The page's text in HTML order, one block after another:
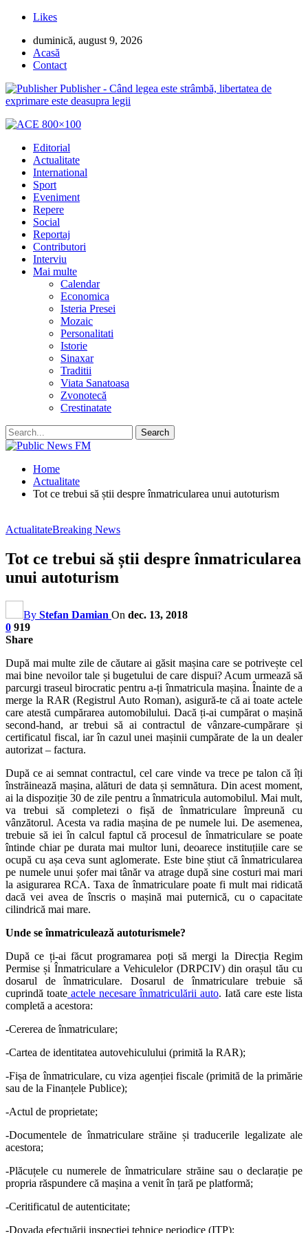
Likes
duminică, august 9, 2026
Acasă
Contact
Publisher - Când legea este strâmbă, libertatea de
exprimare este deasupra legii
Editorial
Actualitate
International
Sport
Eveniment
Repere
Social
Reportaj
Contributori
Interviu
Mai multe
Calendar
Economica
Isteria Presei
Mozaic
Personalitati
Istorie
Sinaxar
Traditii
Viata Sanatoasa
Zvonotecă
Crestinatate
Home
Actualitate
Tot ce trebui să știi despre înmatricularea unui autoturism
ActualitateBreaking News
Tot ce trebui să știi despre înmatricularea
unui autoturism
By Stefan Damian On dec. 13, 2018
0 919
Share
După mai multe zile de căutare ai găsit mașina care se potrivește cel
mai bine nevoilor tale și bugetului de care dispui? Acum urmează să
parcurgi traseul birocratic pentru a-ți înmatricula mașina. Înainte de a
merge la RAR (Registrul Auto Roman), asigură-te că ai toate actele
care atestă cumpărarea automobilului. Dacă ți-ai cumpărat o mașină
second-hand, ar trebui să ai contractul de vânzare-cumpărare și
certificatul fiscal, iar în cazul unei mașinii cumpărate de la un dealer
autorizat – factura.
După ce ai semnat contractul, cel care vinde va trece pe talon că îți
înstrăinează mașina, alături de data și semnătura. Din acest moment,
ai la dispoziție 30 de zile pentru a înmatricula automobilul. Mai mult,
va trebui să completezi o fișă de înmatriculare împreună cu
vânzătorul. Acesta va radia mașina de pe numele lui. De asemenea,
trebuie să iei în calcul faptul că procesul de înmatriculare se poate
întinde chiar pe durata mai multor luni, deoarece instituțiile care se
ocupă cu așa ceva sunt aglomerate. Este bine știut că înmatricularea
pe numele unui șofer mai tânăr va atrage după sine costuri mai mari
la asigurarea RCA. Taxa de înmatriculare poate fi mult mai ridicată
dacă vei avea de înscris o mașină mai puternică, cu o capacitate
cilindrică mai mare.
Unde se înmatriculează autoturismele?
După ce ți-ai făcut programarea poți să mergi la Direcția Regim
Permise și Înmatriculare a Vehiculelor (DRPCIV) din orașul tău cu
dosarul de înmatriculare. Dosarul de înmatriculare trebuie să
cuprindă toate actele necesare înmatriculării auto. Iată care este lista
completă a acestora:
-Cererea de înmatriculare;
-Cartea de identitatea autovehiculului (primită la RAR);
-Fișa de înmatriculare, cu viza agenției fiscale (primită de la primărie
sau de la Finanțele Publice);
-Actul de proprietate;
-Documentele de înmatriculare străine și traducerile legalizate ale
acestora;
-Plăcuțele cu numerele de înmatriculare străine sau o declarație pe
propria răspundere că mașina a venit în țară pe platformă;
-Ceritificatul de autenticitate;
-Dovada efectuării inspecției tehnice periodice (ITP);